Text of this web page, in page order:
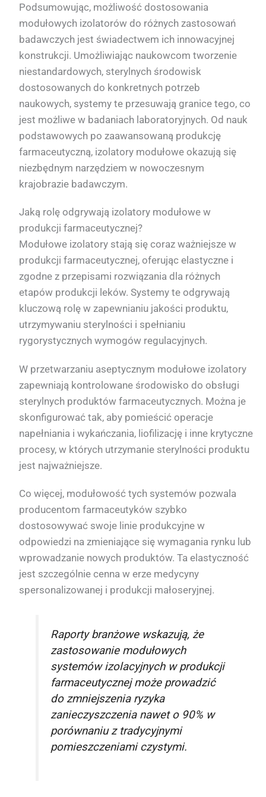
Podsumowując, możliwość dostosowania
modułowych izolatorów do różnych zastosowań
badawczych jest świadectwem ich innowacyjnej
konstrukcji. Umożliwiając naukowcom tworzenie
niestandardowych, sterylnych środowisk
dostosowanych do konkretnych potrzeb
naukowych, systemy te przesuwają granice tego, co
jest możliwe w badaniach laboratoryjnych. Od nauk
podstawowych po zaawansowaną produkcję
farmaceutyczną, izolatory modułowe okazują się
niezbędnym narzędziem w nowoczesnym
krajobrazie badawczym.
Jaką rolę odgrywają izolatory modułowe w
produkcji farmaceutycznej?
Modułowe izolatory stają się coraz ważniejsze w
produkcji farmaceutycznej, oferując elastyczne i
zgodne z przepisami rozwiązania dla różnych
etapów produkcji leków. Systemy te odgrywają
kluczową rolę w zapewnianiu jakości produktu,
utrzymywaniu sterylności i spełnianiu
rygorystycznych wymogów regulacyjnych.
W przetwarzaniu aseptycznym modułowe izolatory
zapewniają kontrolowane środowisko do obsługi
sterylnych produktów farmaceutycznych. Można je
skonfigurować tak, aby pomieścić operacje
napełniania i wykańczania, liofilizację i inne krytyczne
procesy, w których utrzymanie sterylności produktu
jest najważniejsze.
Co więcej, modułowość tych systemów pozwala
producentom farmaceutyków szybko
dostosowywać swoje linie produkcyjne w
odpowiedzi na zmieniające się wymagania rynku lub
wprowadzanie nowych produktów. Ta elastyczność
jest szczególnie cenna w erze medycyny
spersonalizowanej i produkcji małoseryjnej.
Raporty branżowe wskazują, że
zastosowanie modułowych
systemów izolacyjnych w produkcji
farmaceutycznej może prowadzić
do zmniejszenia ryzyka
zanieczyszczenia nawet o 90% w
porównaniu z tradycyjnymi
pomieszczeniami czystymi.